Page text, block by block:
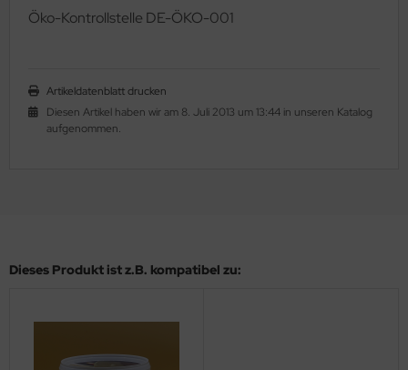
Öko-Kontrollstelle DE-ÖKO-001
Artikeldatenblatt drucken
Diesen Artikel haben wir am 8. Juli 2013 um 13:44 in unseren Katalog
aufgenommen.
Dieses Produkt ist z.B. kompatibel zu: